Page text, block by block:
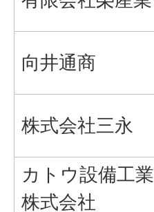
向井通商
株式会社三永
カトウ設備工業
株式会社